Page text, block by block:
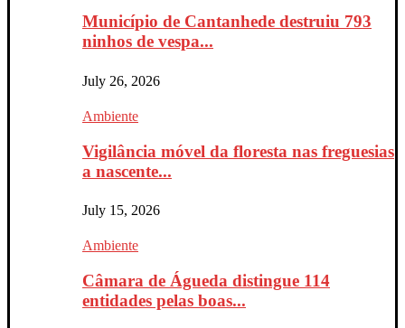
Município de Cantanhede destruiu 793
ninhos de vespa...
July 26, 2026
Ambiente
Vigilância móvel da floresta nas freguesias
a nascente...
July 15, 2026
Ambiente
Câmara de Águeda distingue 114
entidades pelas boas...